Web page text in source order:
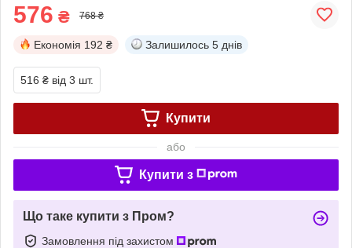
576 ₴ 768 ₴
Економія 192 ₴ Залишилось 5 днів
516 ₴ від 3 шт.
Купити
або
Купити з
Що таке купити з Пром?
Замовлення під захистом